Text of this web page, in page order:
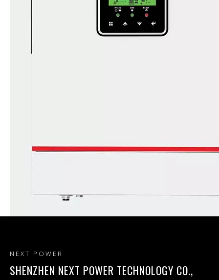
NEXT POWER
SHENZHEN NEXT POWER TECHNOLOGY CO.,